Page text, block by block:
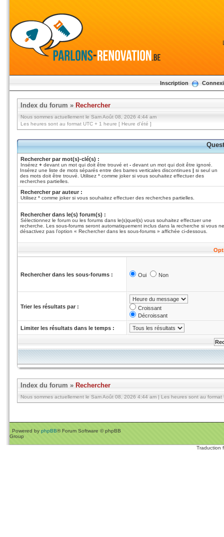
Inscription
Index du forum » Rechercher
Nous sommes actuellement le Sam Août 08, 2026 4:44 am
Les heures sont au format UTC + 1 heure [ Heure d’été ]
Rechercher par mot(s)-clé(s) :
Insérez + devant un mot qui doit être trouvé et - devant un mot qui doit être ignoré.
Insérez une liste de mots séparés entre des barres verticales discontinues | si seul un
des mots doit être trouvé. Utilisez * comme joker si vous souhaitez effectuer des
recherches partielles.
Rechercher par auteur :
Utilisez * comme joker si vous souhaitez effectuer des recherches partielles.
Rechercher dans le(s) forum(s) :
Sélectionnez le forum ou les forums dans le(s)quel(s) vous souhaitez effectuer une
recherche. Les sous-forums seront automatiquement inclus dans la recherche si vous ne
désactivez pas l’option « Rechercher dans les sous-forums » affichée ci-dessous.
Rechercher dans les sous-forums : Oui Non
Trier les résultats par :
Croissant
Décroissant
Limiter les résultats dans le temps :
Index du forum » Rechercher
Nous sommes actuellement le Sam Août 08, 2026 4:44 am | Les heures sont au format
Powered by phpBB® Forum Software © phpBB
Group
Traduction